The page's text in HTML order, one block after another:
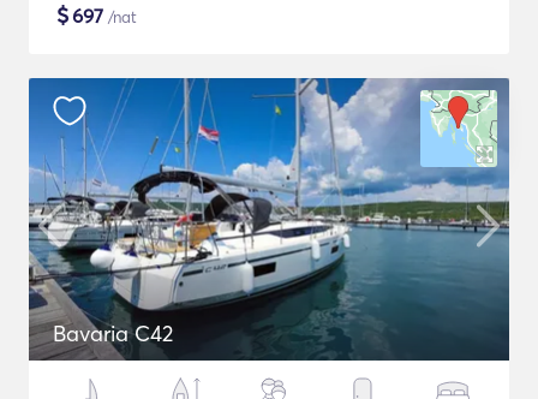
$697 /nat
Bavaria C42